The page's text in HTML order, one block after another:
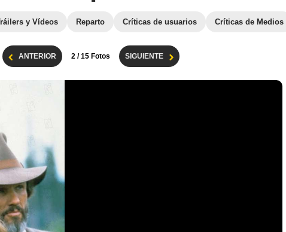
y Vídeos Reparto Críticas de usuarios Críticas de Medios
ANTERIOR 2 / 15 Fotos SIGUIENTE